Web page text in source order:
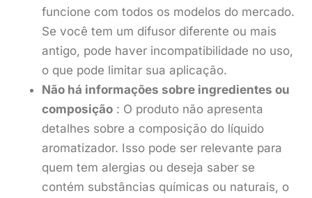
funcione com todos os modelos do mercado.
Se você tem um difusor diferente ou mais
antigo, pode haver incompatibilidade no uso,
o que pode limitar sua aplicação.
Não há informações sobre ingredientes ou
composição : O produto não apresenta
detalhes sobre a composição do líquido
aromatizador. Isso pode ser relevante para
quem tem alergias ou deseja saber se
contém substâncias químicas ou naturais, o